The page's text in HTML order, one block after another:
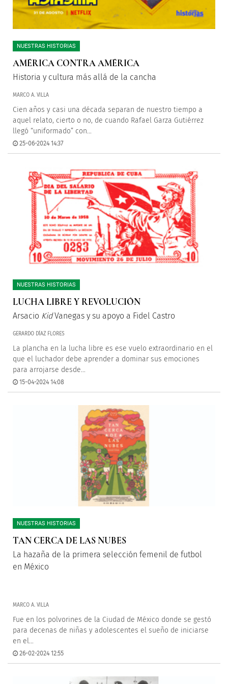
NUESTRAS HISTORIAS
AMÉRICA CONTRA AMÉRICA
Historia y cultura más allá de la cancha
MARCO A. VILLA
Cien años y casi una década separan de nuestro tiempo a
aquel relato, cierto o no, de cuando Rafael Garza Gutiérrez
llegó “uniformado” con...
25-06-2024 14:37
NUESTRAS HISTORIAS
LUCHA LIBRE Y REVOLUCIÓN
Arsacio KidVanegas y su apoyo a Fidel Castro
GERARDO DÍAZ FLORES
La plancha en la lucha libre es ese vuelo extraordinario en el
que el luchador debe aprender a dominar sus emociones
para arrojarse desde...
15-04-2024 14:08
NUESTRAS HISTORIAS
TAN CERCA DE LAS NUBES
La hazaña de la primera selección femenil de futbol
en México
MARCO A. VILLA
Fue en los polvorines de la Ciudad de México donde se gestó
para decenas de niñas y adolescentes el sueño de iniciarse
en el...
26-02-2024 12:55